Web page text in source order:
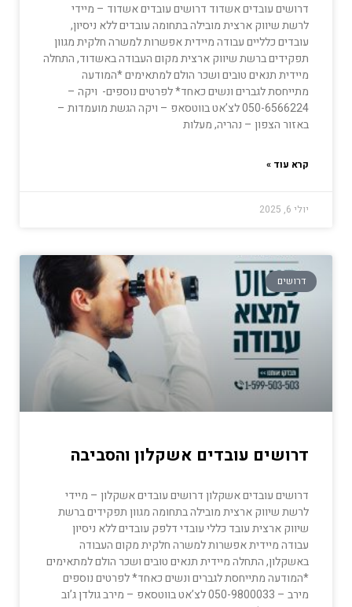
דרושים עובדים אשדוד דרושים עובדים אשדוד – מיידי
לרשת שיווק ארצית מובילה בתחומה עובדים ללא ניסיון,
עובדים כלליים עבודה מיידית אפשרות למשרה חלקית מגוון
תפקידים ברשת שיווק ארצית מקום העבודה באשדוד, התחלה
מיידית תנאים טובים ושכר הולם למתאימים *המודעה
מתייחסת לגברים ונשים כאחד* לפרטים נוספים- ויקה –
050-6566224 לצ’אט בווטסאפ – ויקה הגשת מועמדות –
באזור הצפון – נהריה, מעלות
קרא עוד »
יולי 6, 2025
דרושים
דרושים עובדים אשקלון והסביבה
דרושים עובדים אשקלון דרושים עובדים אשקלון – מיידי
לרשת שיווק ארצית מובילה בתחומה מגוון תפקידים ברשת
שיווק ארצית עובד כללי עובדי דלפק עובדים ללא ניסיון
עבודה מיידית אפשרות למשרה חלקית מקום העבודה
באשקלון, התחלה מיידית תנאים טובים ושכר הולם למתאימים
*המודעה מתייחסת לגברים ונשים כאחד* לפרטים נוספים
מירב – 050-9800033 לצ’אט בווטסאפ – מירב גולדן ג’וב